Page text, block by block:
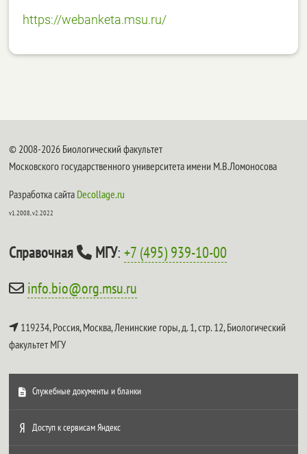
https://webanketa.msu.ru/
© 2008-2026 Биологический факультет
Московского государственного университета имени М.В.Ломоносова
Разработка сайта Decollage.ru
v1.2008, v2.2022
Справочная МГУ:+7 (495) 939-10-00
info.bio@org.msu.ru
119234, Россия, Москва, Ленинские горы, д. 1, стр. 12,Биологический
факультет МГУ
Служебные документы и бланки
Доступ к сервисам Яндекс